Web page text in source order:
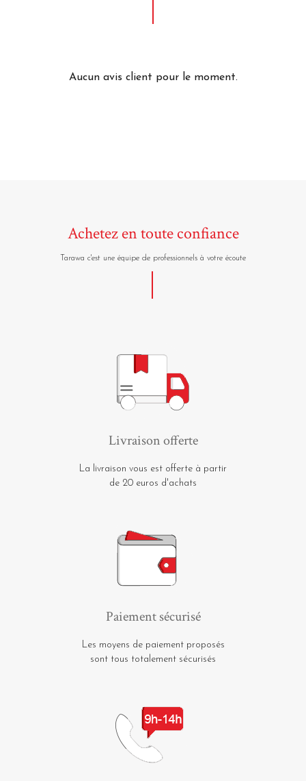
Aucun avis client pour le moment.
Achetez en toute confiance
Tarawa c'est une équipe de professionnels à votre écoute
Livraison offerte
La livraison vous est offerte à partir
de 20 euros d'achats
Paiement sécurisé
Les moyens de paiement proposés
sont tous totalement sécurisés